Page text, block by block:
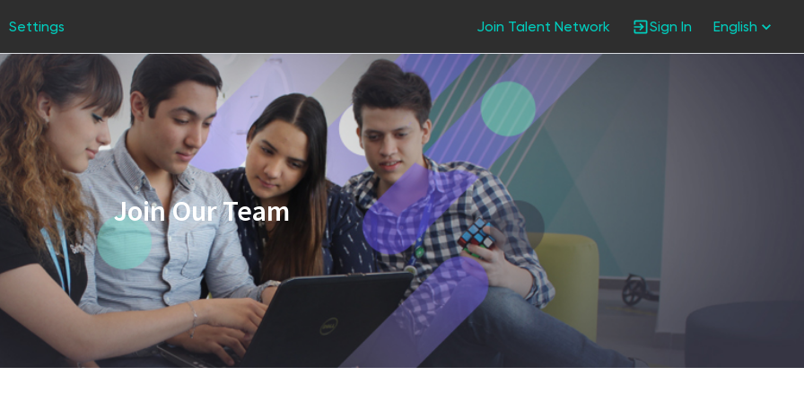
Settings Join Talent Network Sign In English
Join Our Team